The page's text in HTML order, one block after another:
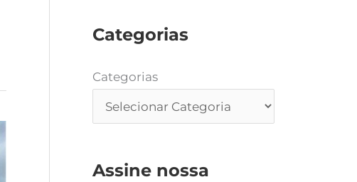
Categorias
Categorias
Assine nossa